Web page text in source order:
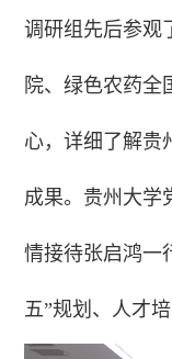
调研组先后参观
院、绿色农药全
心，详细了解贵
成果。 贵州大学
情接待张启鸿一
五”规划、人才